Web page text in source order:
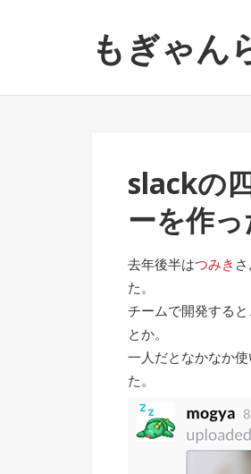
ビ
ゲ
ン
テ
もぎゃん
slackの
ーを作っ
去年後半はつみき
た。
チームで開発する
とか。
一人だとなかなか
た。